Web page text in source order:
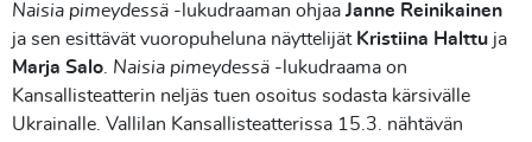
Naisia pimeydessä -lukudraaman ohjaa Janne Reinikainen
ja sen esittävät vuoropuheluna näyttelijät Kristiina Halttu ja
Marja Salo Naisia pimeydessä -lukudraama on
Kansallisteatterin neljäs tuen osoitus sodasta kärsivälle
Ukrainalle. Vallilan Kansallisteatterissa 15.3. nähtävän